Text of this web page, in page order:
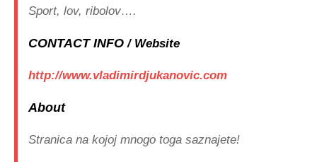
Sport, lov, ribolov….
CONTACT INFO / Website
http://www.vladimirdjukanovic.com
About
Stranica na kojoj mnogo toga saznajete!